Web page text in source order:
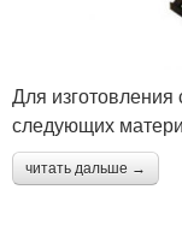
Для изготовления
следующих
читать дальше →